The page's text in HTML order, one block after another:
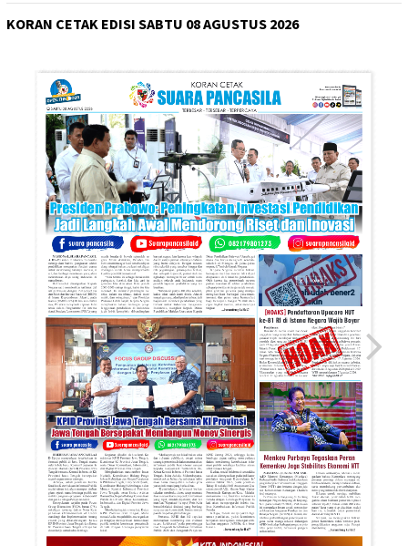
KORAN CETAK EDISI SABTU 08 AGUSTUS 2026